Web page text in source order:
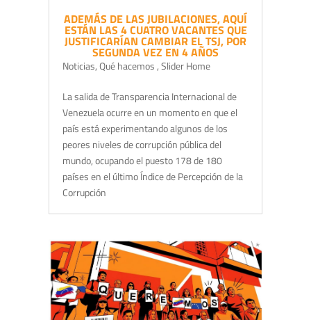
ADEMÁS DE LAS JUBILACIONES, AQUÍ
ESTÁN LAS 4 CUATRO VACANTES QUE
JUSTIFICARÍAN CAMBIAR EL TSJ, POR
SEGUNDA VEZ EN 4 AÑOS
Noticias,Qué hacemos ,Slider Home
La salida de Transparencia Internacional de
Venezuela ocurre en un momento en que el
país está experimentando algunos de los
peores niveles de corrupción pública del
mundo, ocupando el puesto 178 de 180
países en el último Índice de Percepción de la
Corrupción